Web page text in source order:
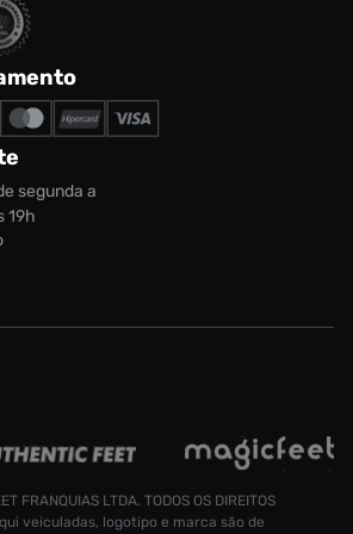
segunda a
19h
FRANQUIAS LTDA. TODOS OS DIREITOS
veiculadas, logotipo e marca são de